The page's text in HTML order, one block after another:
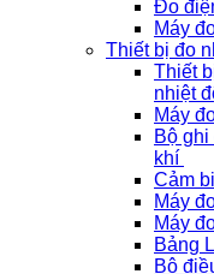
Đo
Máy
Thiết bị đo
Thiết
nhiệt
Máy
Bộ
khí
Cảm
Máy
Máy
Bảng
Bộ